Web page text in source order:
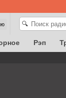
🔍
Рэп